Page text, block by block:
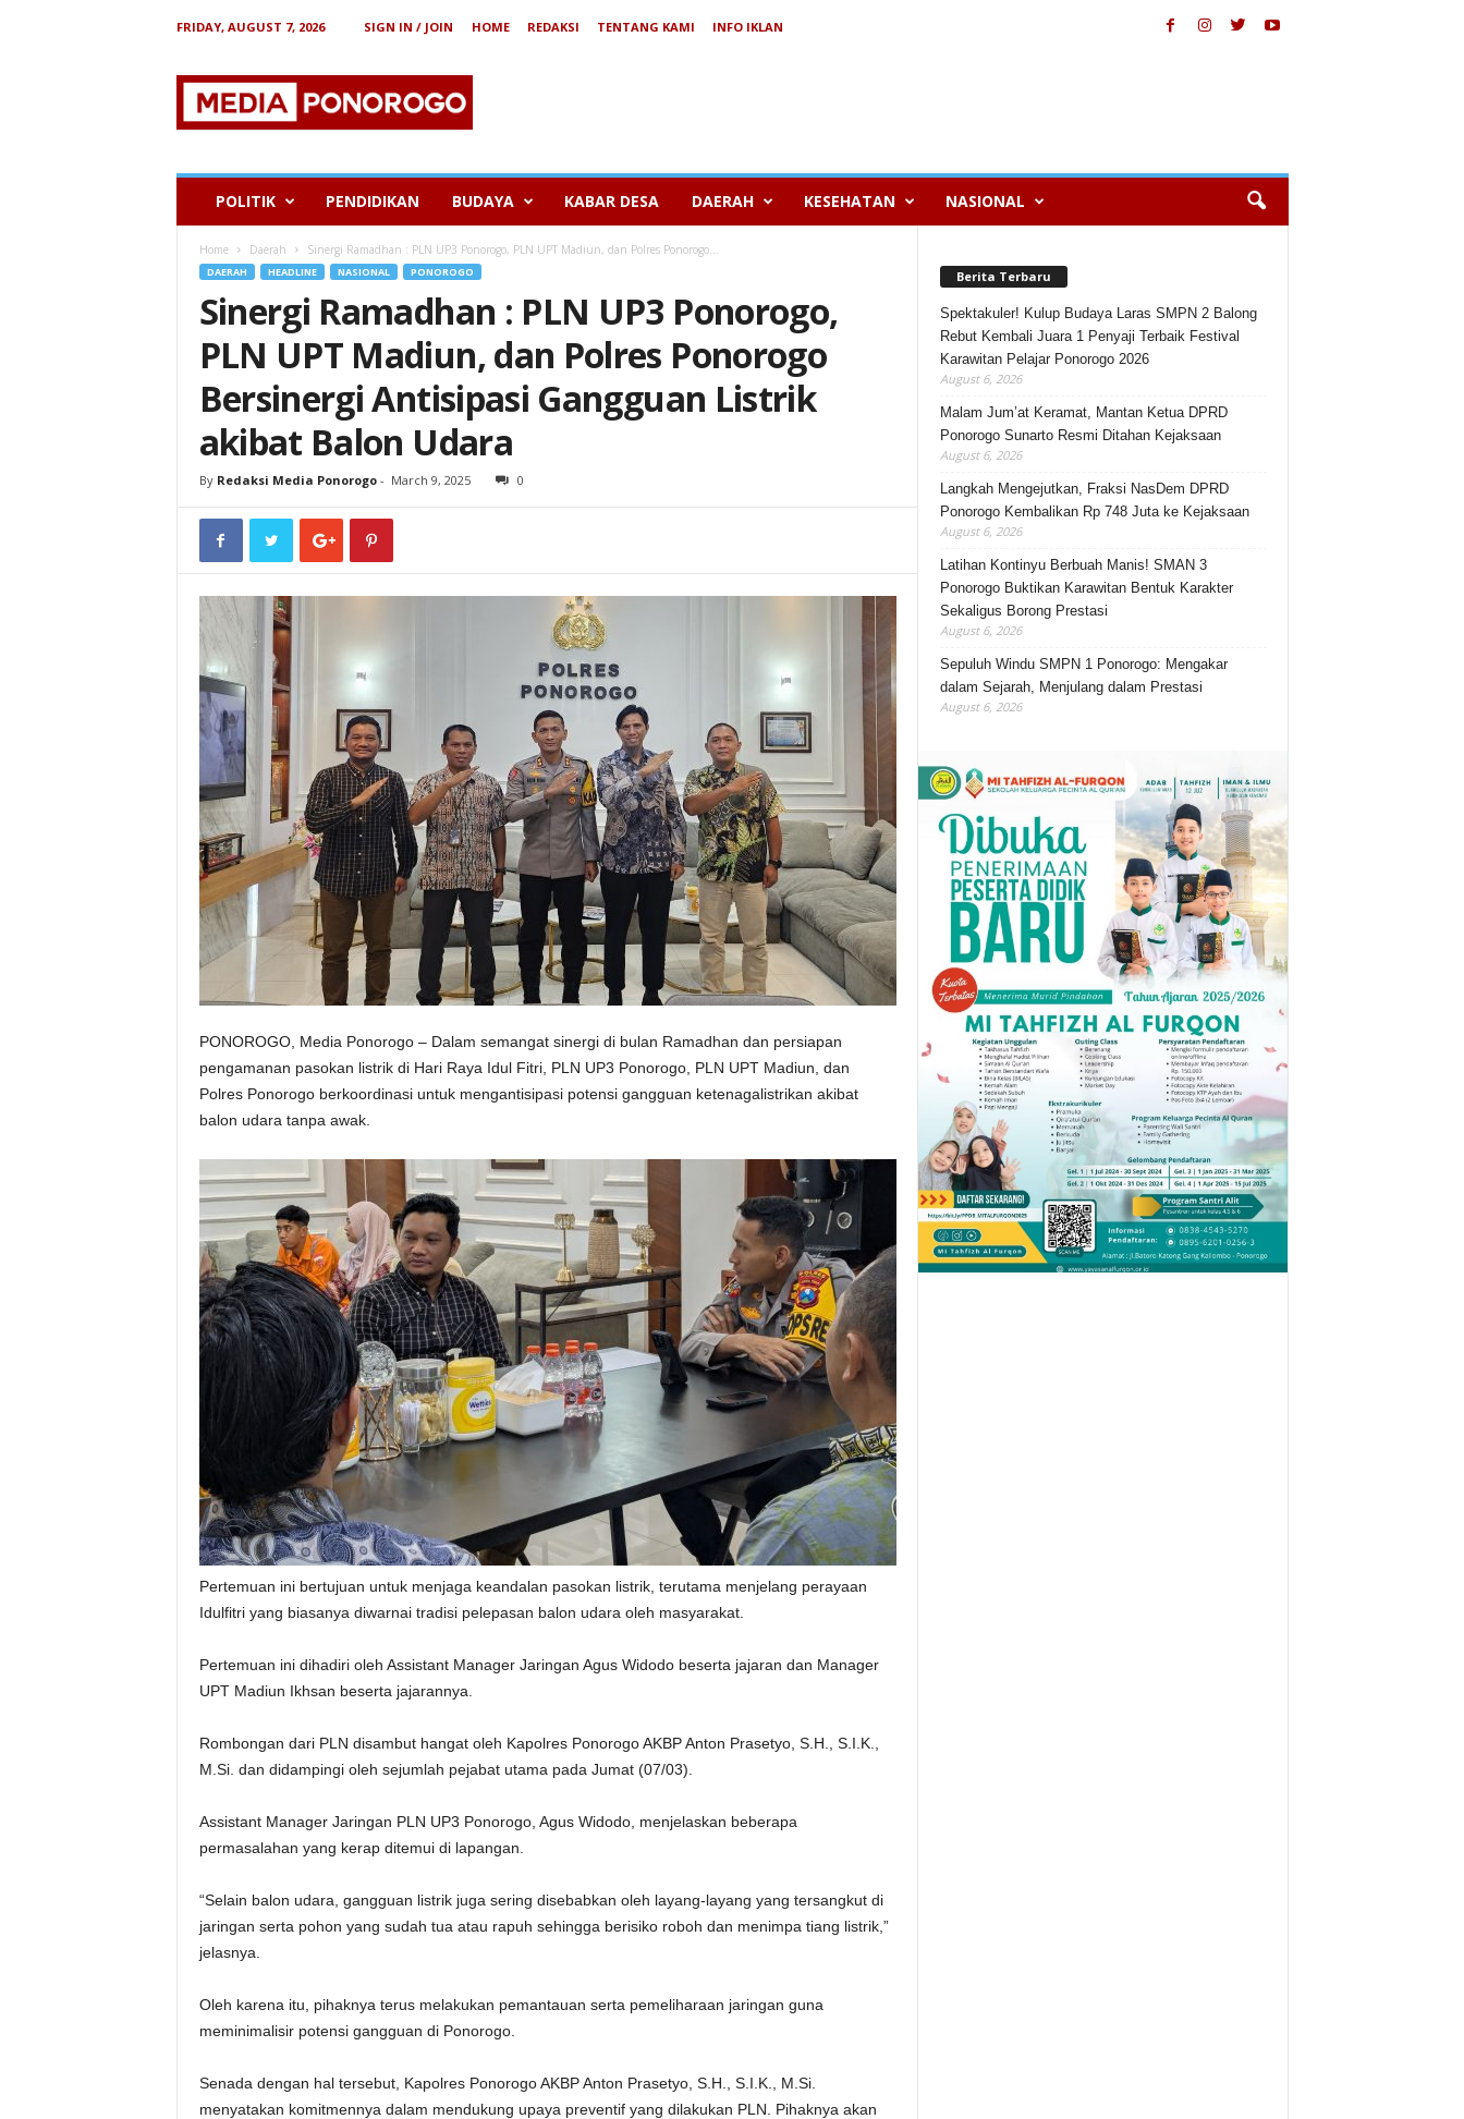
FRIDAY, AUGUST 7, 2026 SIGN IN / JOIN HOME REDAKSI TENTANG KAMI
INFO IKLAN
e
POLITIK PENDIDIKAN BUDAYA KABAR DESA DAERAH KESEHATAN NASIONAL
Home Daerah Sinergi Ramadhan : PLN UP3 Ponorogo, PLN UPT Madiun, dan Polres Ponorogo...
DAERAH HEADLINE NASIONAL PONOROGO
Sinergi Ramadhan : PLN UP3 Ponorogo,
PLN UPT Madiun, dan Polres Ponorogo
Bersinergi Antisipasi Gangguan Listrik
akibat Balon Udara
By Redaksi Media Ponorogo- March 9, 2025 0
PONOROGO, Media Ponorogo – Dalam semangat sinergi di bulan Ramadhan dan persiapan
pengamanan pasokan listrik di Hari Raya Idul Fitri, PLN UP3 Ponorogo, PLN UPT Madiun, dan
Polres Ponorogo berkoordinasi untuk mengantisipasi potensi gangguan ketenagalistrikan akibat
balon udara tanpa awak.
Pertemuan ini bertujuan untuk menjaga keandalan pasokan listrik, terutama menjelang perayaan
Idulfitri yang biasanya diwarnai tradisi pelepasan balon udara oleh masyarakat.
Pertemuan ini dihadiri oleh Assistant Manager Jaringan Agus Widodo beserta jajaran dan Manager
UPT Madiun Ikhsan beserta jajarannya.
Rombongan dari PLN disambut hangat oleh Kapolres Ponorogo AKBP Anton Prasetyo, S.H., S.I.K.,
M.Si. dan didampingi oleh sejumlah pejabat utama pada Jumat (07/03).
Assistant Manager Jaringan PLN UP3 Ponorogo, Agus Widodo, menjelaskan beberapa
permasalahan yang kerap ditemui di lapangan.
“Selain balon udara, gangguan listrik juga sering disebabkan oleh layang-layang yang tersangkut di
jaringan serta pohon yang sudah tua atau rapuh sehingga berisiko roboh dan menimpa tiang listrik,”
jelasnya.
Oleh karena itu, pihaknya terus melakukan pemantauan serta pemeliharaan jaringan guna
meminimalisir potensi gangguan di Ponorogo.
Senada dengan hal tersebut, Kapolres Ponorogo AKBP Anton Prasetyo, S.H., S.I.K., M.Si.
menyatakan komitmennya dalam mendukung upaya preventif yang dilakukan PLN. Pihaknya akan
Berita Terbaru
Spektakuler! Kulup Budaya Laras SMPN 2 Balong
Rebut Kembali Juara 1 Penyaji Terbaik Festival
Karawitan Pelajar Ponorogo 2026
August 6, 2026
Malam Jum’at Keramat, Mantan Ketua DPRD
Ponorogo Sunarto Resmi Ditahan Kejaksaan
August 6, 2026
Langkah Mengejutkan, Fraksi NasDem DPRD
Ponorogo Kembalikan Rp 748 Juta ke Kejaksaan
August 6, 2026
Latihan Kontinyu Berbuah Manis! SMAN 3
Ponorogo Buktikan Karawitan Bentuk Karakter
Sekaligus Borong Prestasi
August 6, 2026
Sepuluh Windu SMPN 1 Ponorogo: Mengakar
dalam Sejarah, Menjulang dalam Prestasi
August 6, 2026